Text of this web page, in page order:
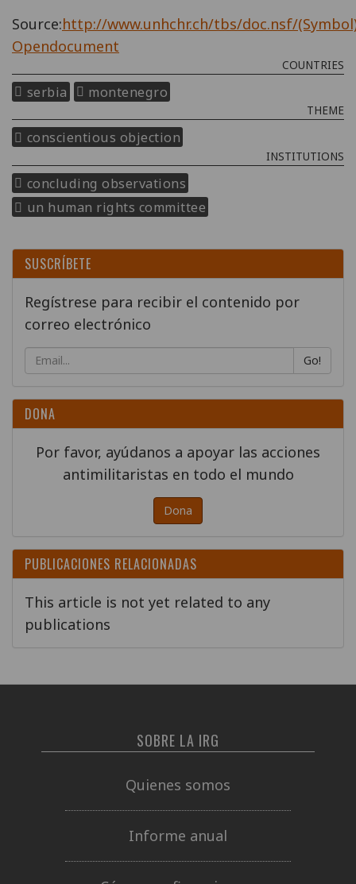
Source:http://www.unhchr.ch/tbs/doc.nsf/(Symbol)/
Opendocument
COUNTRIES
serbia montenegro
THEME
conscientious objection
INSTITUTIONS
concluding observations
un human rights committee
SUSCRÍBETE
Regístrese para recibir el contenido por
correo electrónico
Go!
DONA
Por favor, ayúdanos a apoyar las acciones
antimilitaristas en todo el mundo
Dona
PUBLICACIONES RELACIONADAS
This article is not yet related to any
publications
SOBRE LA IRG
Quienes somos
Informe anual